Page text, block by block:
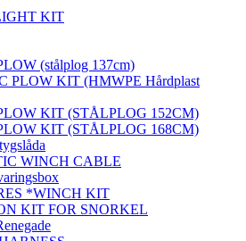
KIT
(stålplog 137cm)
PLOW KIT (HMWPE Hårdplast
KIT (STÅLPLOG 152CM)
KIT (STÅLPLOG 168CM)
WINCH CABLE
*WINCH KIT
KIT FOR SNORKEL